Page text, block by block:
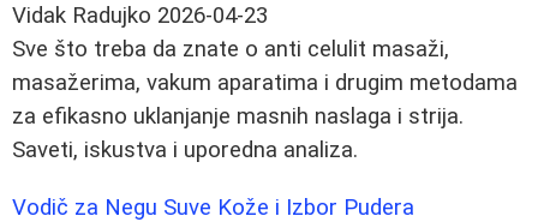
Vidak Radujko 2026-04-23
Sve što treba da znate o anti celulit masaži,
masažerima, vakum aparatima i drugim metodama
za efikasno uklanjanje masnih naslaga i strija.
Saveti, iskustva i uporedna analiza.
Vodič za Negu Suve Kože i Izbor Pudera